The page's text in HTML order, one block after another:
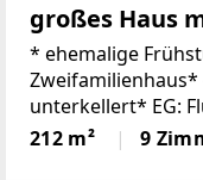
großes Haus
* ehemalige
Zweifamilienhaus*
unterkellert* EG:
Wohnzimmer, 2
Zimmer mit
212 m² 9